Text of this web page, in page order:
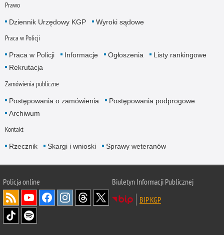
Prawo
Dziennik Urzędowy KGP Wyroki sądowe
Praca w Policji
Praca w Policji Informacje Ogłoszenia
Listy rankingowe
Rekrutacja
Zamówienia publiczne
Postępowania o zamówienia
Postępowania podprogowe
Archiwum
Kontakt
Rzecznik Skargi i wnioski Sprawy weteranów
Policjaonline
Biuletyn Informacji Publicznej
BIP KGP